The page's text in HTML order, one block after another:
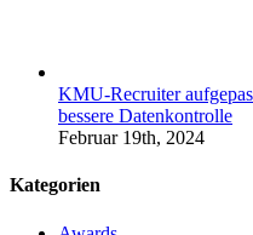
KMU-Recruiter
bessere Datenkontrolle
Februar 19th, 2024
Kategorien